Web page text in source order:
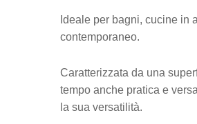
Ideale per bagni, cucine in
contemporaneo.
Caratterizzata da una
tempo anche pratica e
la sua versatilità.